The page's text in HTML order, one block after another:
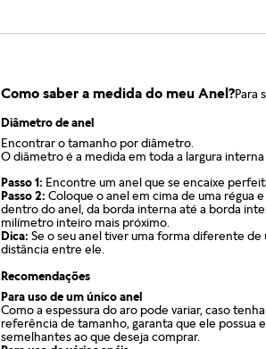
Como saber a medida do meu Anel?Para
Diâmetro de anel
Encontrar o tamanho por diâmetro.
O diâmetro é a medida em toda a largura interna
Passo 1: Encontre um anel que se encaixe
Passo 2: Coloque o anel em cima de uma régua
dentro do anel, da borda interna até a borda
milímetro inteiro mais próximo.
Dica: Se o seu anel tiver uma forma diferente
distância entre ele.
Recomendações
Para uso de um único anel
Como a espessura do aro pode variar, caso
referência de tamanho, garanta que ele possua
semelhantes ao que deseja comprar.